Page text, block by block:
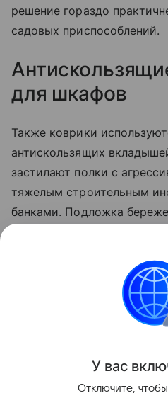
решение гораздо
садовых приспособлений.
для шкафов
Также коврики
антискользящих
застилают полки с
тяжелым строительным
банками. Подложка
помыть отдельно, чем
очистку всей тумбы или
У вас
Отключите,